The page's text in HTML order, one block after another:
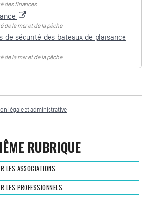
des finances
de la mer et de la pêche
de sécurité des bateaux de plaisance
de la mer et de la pêche
légale et administrative
RUBRIQUE
LES ASSOCIATIONS
LES PROFESSIONNELS